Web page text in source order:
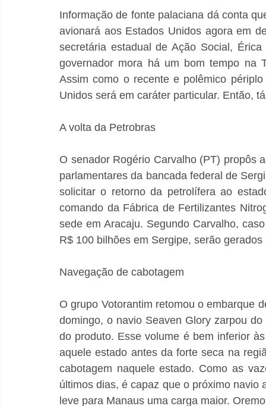
Informação de fonte palaciana dá conta
avionará aos Estados Unidos agora em
secretária estadual de Ação Social,
governador mora há um bom tempo na
Assim como o recente e polêmico
Unidos será em caráter particular. Então,
A volta da Petrobras
O senador Rogério Carvalho (PT) propôs
parlamentares da bancada federal de
solicitar o retorno da petrolífera ao
comando da Fábrica de Fertilizantes
sede em Aracaju. Segundo Carvalho,
R$ 100 bilhões em Sergipe, serão
Navegação de cabotagem
O grupo Votorantim retomou o embarque
domingo, o navio Seaven Glory zarpou
do produto. Esse volume é bem inferior
aquele estado antes da forte seca na
cabotagem naquele estado. Como as
últimos dias, é capaz que o próximo navio
leve para Manaus uma carga maior.